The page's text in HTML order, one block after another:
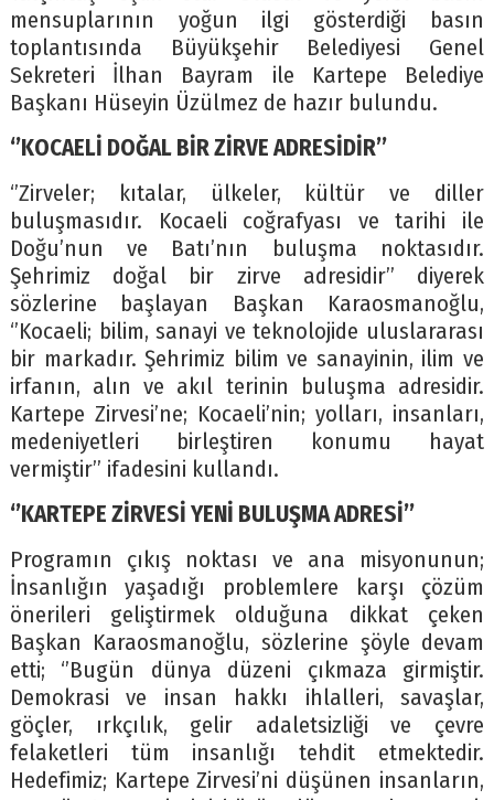
mensuplarının yoğun ilgi gösterdiği basın
toplantısında Büyükşehir Belediyesi Genel
Sekreteri İlhan Bayram ile Kartepe Belediye
Başkanı Hüseyin Üzülmez de hazır bulundu.
‘’KOCAELİ DOĞAL BİR ZİRVE ADRESİDİR’’
‘’Zirveler; kıtalar, ülkeler, kültür ve diller
buluşmasıdır. Kocaeli coğrafyası ve tarihi ile
Doğu’nun ve Batı’nın buluşma noktasıdır.
Şehrimiz doğal bir zirve adresidir’’ diyerek
sözlerine başlayan Başkan Karaosmanoğlu,
‘’Kocaeli; bilim, sanayi ve teknolojide uluslararası
bir markadır. Şehrimiz bilim ve sanayinin, ilim ve
irfanın, alın ve akıl terinin buluşma adresidir.
Kartepe Zirvesi’ne; Kocaeli’nin; yolları, insanları,
medeniyetleri birleştiren konumu hayat
vermiştir’’ ifadesini kullandı.
‘’KARTEPE ZİRVESİ YENİ BULUŞMA ADRESİ’’
Programın çıkış noktası ve ana misyonunun;
İnsanlığın yaşadığı problemlere karşı çözüm
önerileri geliştirmek olduğuna dikkat çeken
Başkan Karaosmanoğlu, sözlerine şöyle devam
etti; ‘’Bugün dünya düzeni çıkmaza girmiştir.
Demokrasi ve insan hakkı ihlalleri, savaşlar,
göçler, ırkçılık, gelir adaletsizliği ve çevre
felaketleri tüm insanlığı tehdit etmektedir.
Hedefimiz; Kartepe Zirvesi’ni düşünen insanların,